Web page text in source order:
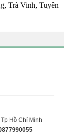
Trà Vinh, Tuyên
Hồ Chí Minh